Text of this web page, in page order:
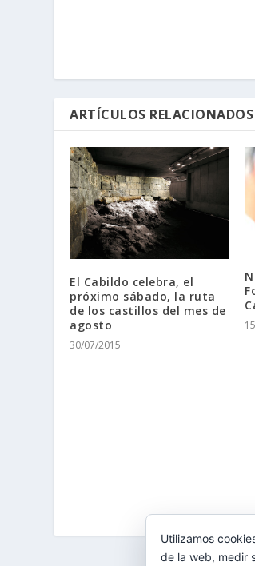
ARTÍCULOS RELACIONADOS
El Cabildo celebra, el
próximo sábado, la ruta
de los castillos del mes de
agosto
30/07/2015
Utilizamos
de la web, medir